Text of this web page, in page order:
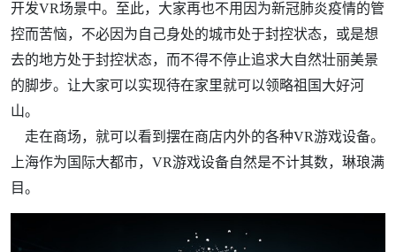
开发VR场景中。至此，大家再也不用因为新冠肺炎疫情的管
控而苦恼，不必因为自己身处的城市处于封控状态，或是想
去的地方处于封控状态，而不得不停止追求大自然壮丽美景
的脚步。让大家可以实现待在家里就可以领略祖国大好河
山。
走在商场，就可以看到摆在商店内外的各种VR游戏设备。
上海作为国际大都市，VR游戏设备自然是不计其数，琳琅满
目。